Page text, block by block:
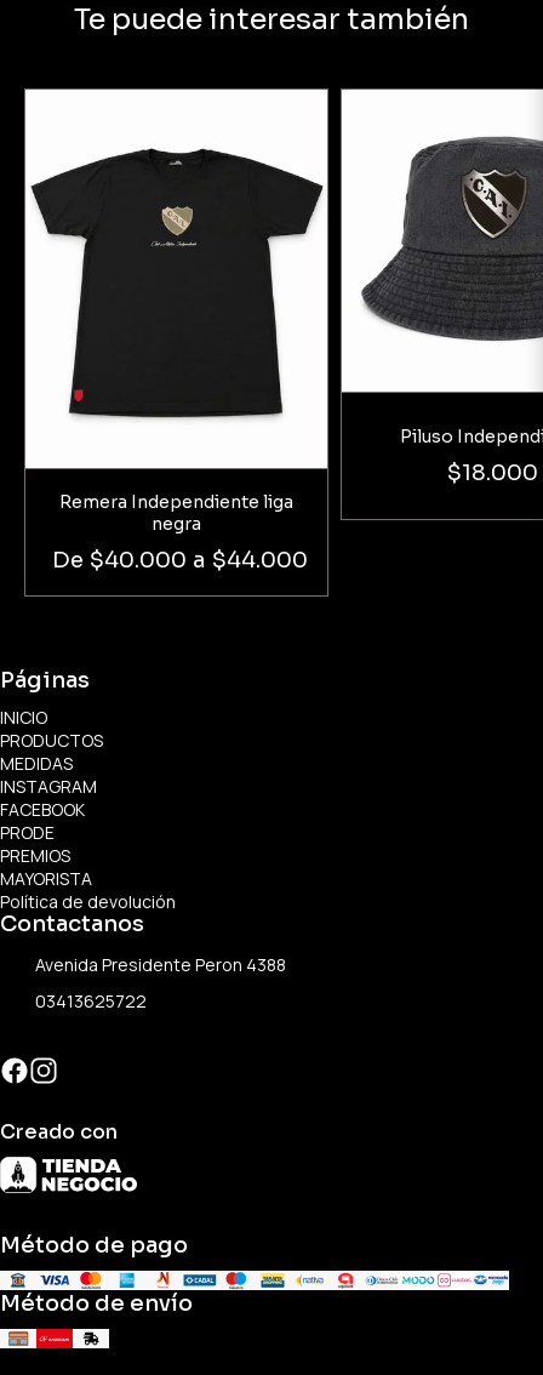
Te puede interesar también
Remera Independiente liga
negra
De $40.000 a $44.000
Piluso
$18.000
Páginas
INICIO
PRODUCTOS
MEDIDAS
INSTAGRAM
FACEBOOK
PRODE
PREMIOS
MAYORISTA
Política de devolución
Contactanos
Avenida Presidente Peron 4388
03413625722
Creado con
Método de pago
Método de envío